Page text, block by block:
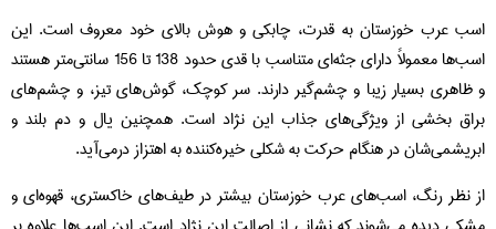
اسب عرب خوزستان به قدرت، چابکی و هوش بالای خود معروف است. این
اسب‌ها معمولاً دارای جثه‌ای متناسب با قدی حدود 138 تا 156 سانتی‌متر هستند
و ظاهری بسیار زیبا و چشم‌گیر دارند. سر کوچک، گوش‌های تیز، و چشم‌های
براق بخشی از ویژگی‌های جذاب این نژاد است. همچنین یال و دم بلند و
ابریشمی‌شان در هنگام حرکت به شکلی خیره‌کننده به اهتزاز درمی‌آید.
از نظر رنگ، اسب‌های عرب خوزستان بیشتر در طیف‌های خاکستری، قهوه‌ای و